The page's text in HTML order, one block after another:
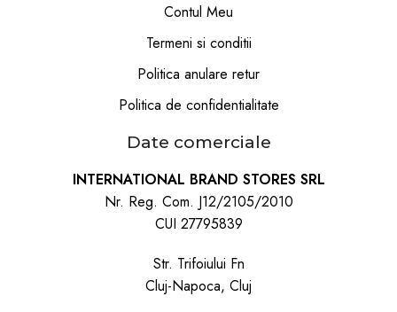
Contul Meu
Termeni si conditii
Politica anulare retur
Politica de confidentialitate
Date comerciale
INTERNATIONAL BRAND STORES SRL
Nr. Reg. Com. J12/2105/2010
CUI 27795839
Str. Trifoiului Fn
Cluj-Napoca, Cluj